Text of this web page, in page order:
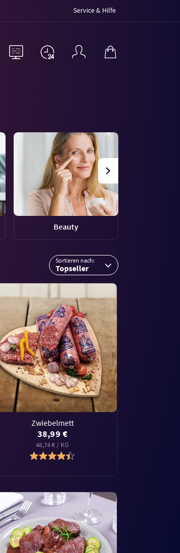
Service & Hilfe
Beauty
Sortieren nach:
Topseller
Zwiebelmett
38,99 €
48,74 € / KG